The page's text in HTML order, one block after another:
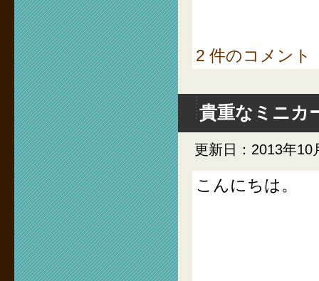
2 件のコメント
貴重なミニカ
更新日：2013年10
こんにちは。